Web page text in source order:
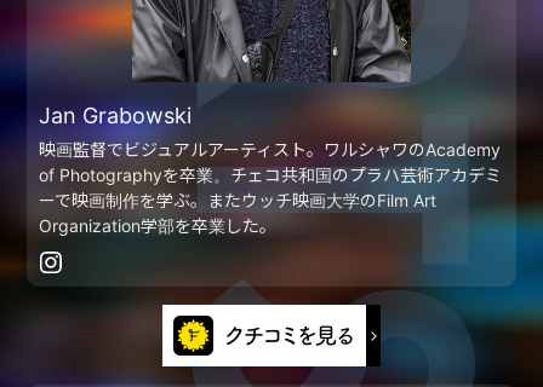
Jan Grabowski
映画監督でビジュアルアーティスト。ワルシャワのAcademy
of Photographyを卒業。チェコ共和国のプラハ芸術アカデミ
ーで映画制作を学ぶ。またウッチ映画大学のFilm Art
Organization学部を卒業した。